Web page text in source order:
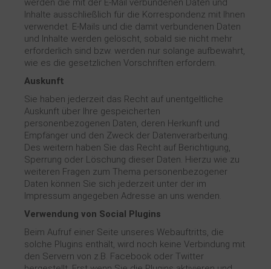
werden die mit der E-Mail verbundenen Daten und
Inhalte ausschließlich für die Korrespondenz mit Ihnen
verwendet. E-Mails und die damit verbundenen Daten
und Inhalte werden gelöscht, sobald sie nicht mehr
erforderlich sind bzw. werden nur solange aufbewahrt,
wie es die gesetzlichen Vorschriften erfordern.
Auskunft
Sie haben jederzeit das Recht auf unentgeltliche
Auskunft über Ihre gespeicherten
personenbezogenen Daten, deren Herkunft und
Empfänger und den Zweck der Datenverarbeitung.
Des weitern haben Sie das Recht auf Berichtigung,
Sperrung oder Löschung dieser Daten. Hierzu wie zu
weiteren Fragen zum Thema personenbezogener
Daten können Sie sich jederzeit unter der im
Impressum angegeben Adresse an uns wenden.
Verwendung von Social Plugins
Beim Aufruf einer Seite unseres Webauftritts, die
solche Plugins enthält, wird noch keine Verbindung mit
den Servern von z.B. Facebook oder Twitter